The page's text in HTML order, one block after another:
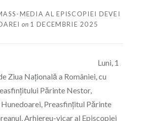
MEDIA AL EPISCOPIEI DEVEI
on 1 DECEMBRIE 2025
Luni, 1
Ziua Națională a României, cu
Părinte Nestor,
Preasfințitul Părinte
Arhiereu-vicar al Episcopiei